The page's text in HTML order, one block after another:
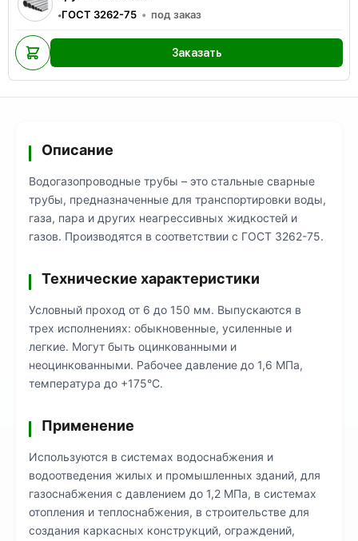
•ГОСТ 3262-75 под заказ
Заказать
Описание
Водогазопроводные трубы – это стальные сварные
трубы, предназначенные для транспортировки воды,
газа, пара и других неагрессивных жидкостей и
газов. Производятся в соответствии с ГОСТ 3262-75.
Технические характеристики
Условный проход от 6 до 150 мм. Выпускаются в
трех исполнениях: обыкновенные, усиленные и
легкие. Могут быть оцинкованными и
неоцинкованными. Рабочее давление до 1,6 МПа,
температура до +175°C.
Применение
Используются в системах водоснабжения и
водоотведения жилых и промышленных зданий, для
газоснабжения с давлением до 1,2 МПа, в системах
отопления и теплоснабжения, в строительстве для
создания каркасных конструкций, ограждений,